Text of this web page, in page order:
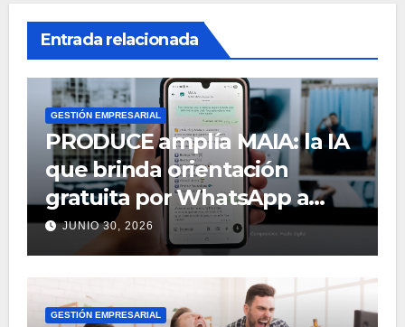
Entrada relacionada
GESTIÓN EMPRESARIAL
PRODUCE amplía MAIA: la IA
que brinda orientación
gratuita por WhatsApp a
emprendedores y
productores
JUNIO 30, 2026
GESTIÓN EMPRESARIAL